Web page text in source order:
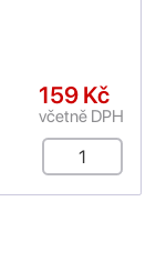
159 Kč
včetně DPH